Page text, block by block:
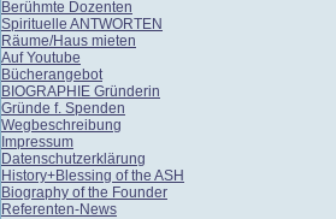
Berühmte Dozenten
Spirituelle ANTWORTEN
Räume/Haus mieten
Auf Youtube
Bücherangebot
BIOGRAPHIE Gründerin
Gründe f. Spenden
Wegbeschreibung
Impressum
Datenschutzerklärung
History+Blessing of the ASH
Biography of the Founder
Referenten-News